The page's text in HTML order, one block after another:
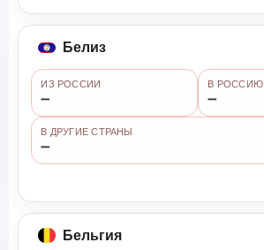
Белиз
ИЗ РОССИИ
➖
В РОССИЮ
➖
В ДРУГИЕ СТРАНЫ
➖
Бельгия